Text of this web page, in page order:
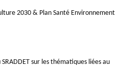
2030 & Plan Santé Environnement
sur les thématiques liées au